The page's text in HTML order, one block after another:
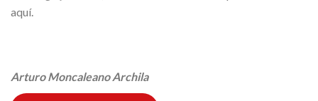
aquí.
Arturo Moncaleano Archila